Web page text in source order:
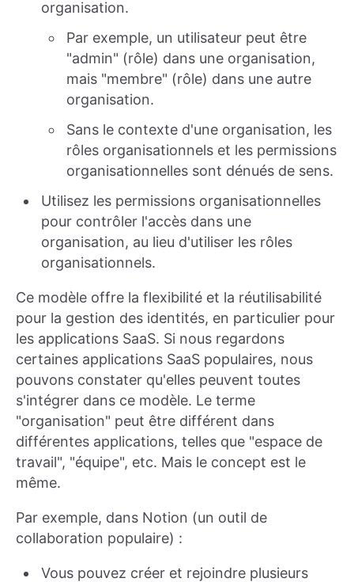
organisation.
Par exemple, un utilisateur peut être
"admin" (rôle) dans une organisation,
mais "membre" (rôle) dans une autre
organisation.
Sans le contexte d'une organisation, les
rôles organisationnels et les permissions
organisationnelles sont dénués de sens.
Utilisez les permissions organisationnelles
pour contrôler l'accès dans une
organisation, au lieu d'utiliser les rôles
organisationnels.
Ce modèle offre la flexibilité et la réutilisabilité
pour la gestion des identités, en particulier pour
les applications SaaS. Si nous regardons
certaines applications SaaS populaires, nous
pouvons constater qu'elles peuvent toutes
s'intégrer dans ce modèle. Le terme
"organisation" peut être différent dans
différentes applications, telles que "espace de
travail", "équipe", etc. Mais le concept est le
même.
Par exemple, dans Notion (un outil de
collaboration populaire) :
Vous pouvez créer et rejoindre plusieurs